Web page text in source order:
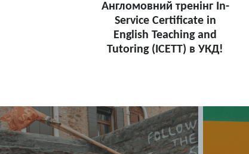
26 серпня 2026
Англомовний тренінг In-